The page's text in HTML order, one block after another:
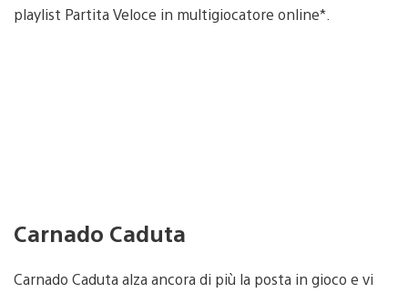
playlist Partita Veloce in multigiocatore online*.
Carnado Caduta
Carnado Caduta alza ancora di più la posta in gioco e vi